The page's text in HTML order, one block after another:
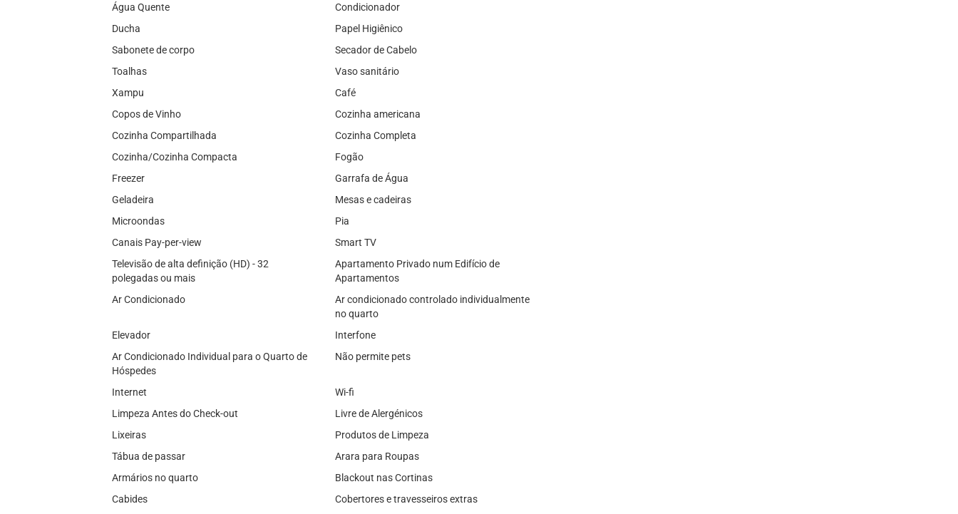
Água Quente
Condicionador
Ducha
Papel Higiênico
Sabonete de corpo
Secador de Cabelo
Toalhas
Vaso sanitário
Xampu
Café
Copos de Vinho
Cozinha americana
Cozinha Compartilhada
Cozinha Completa
Cozinha/Cozinha Compacta
Fogão
Freezer
Garrafa de Água
Geladeira
Mesas e cadeiras
Microondas
Pia
Canais Pay-per-view
Smart TV
Televisão de alta definição (HD) - 32
polegadas ou mais
Apartamento Privado num Edifício de
Apartamentos
Ar Condicionado
Ar condicionado controlado individualmente
no quarto
Elevador
Interfone
Ar Condicionado Individual para o Quarto de
Hóspedes
Não permite pets
Internet
Wi-fi
Limpeza Antes do Check-out
Livre de Alergénicos
Lixeiras
Produtos de Limpeza
Tábua de passar
Arara para Roupas
Armários no quarto
Blackout nas Cortinas
Cabides
Cobertores e travesseiros extras